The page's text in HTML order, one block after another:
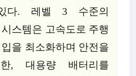
다. 레벨 3 수준의
스템은 고속도로 주행
을 최소화하며 안전을
, 대용량 배터리를